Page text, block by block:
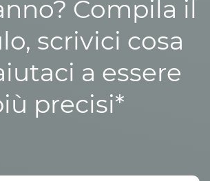
Compila il
scrivici cosa
a essere
precisi*